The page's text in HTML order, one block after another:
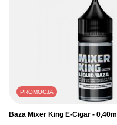
PROMOCJA
Baza Mixer King E-Cigar - 0,40ml